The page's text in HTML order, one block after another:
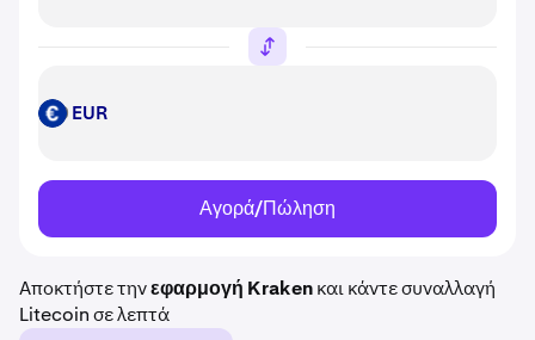
EUR EUR
Αγορά/Πώληση
Αποκτήστε τηνεφαρμογή Krakenκαι κάντε συναλλαγή
Litecoin σε λεπτά